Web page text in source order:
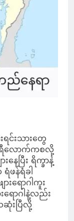
င်းသားတွေ
ါရီလောက်ကစလို့
ေပြီး ရိက္ခာနဲ့
န်ရံခါ
ရောဂါကူး
ောဂါနဲ့လည်း
ဆုံးပြီလို့